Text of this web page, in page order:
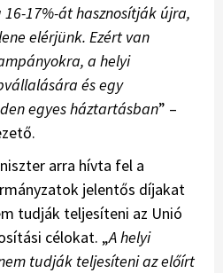
17%-át hasznosítják újra,
elérjünk. Ezért van
a helyi
és egy
egyes háztartásban” –
arra hívta fel a
jelentős díjakat
tudják teljesíteni az Unió
célokat. „A helyi
tudják teljesíteni az előírt